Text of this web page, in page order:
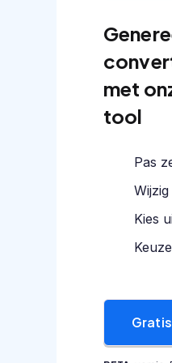
met
tool
Pas
Kies